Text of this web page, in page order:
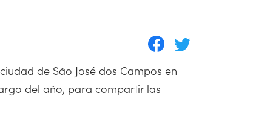
de São José dos Campos en
del año, para compartir las